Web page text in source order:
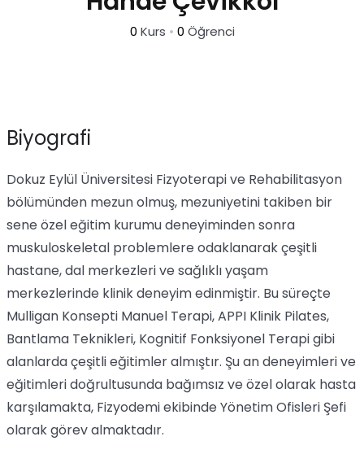
0 Kurs • 0 Öğrenci
Biyografi
Dokuz Eylül Üniversitesi Fizyoterapi ve Rehabilitasyon
bölümünden mezun olmuş, mezuniyetini takiben bir
sene özel eğitim kurumu deneyiminden sonra
muskuloskeletal problemlere odaklanarak çeşitli
hastane, dal merkezleri ve sağlıklı yaşam
merkezlerinde klinik deneyim edinmiştir. Bu süreçte
Mulligan Konsepti Manuel Terapi, APPI Klinik Pilates,
Bantlama Teknikleri, Kognitif Fonksiyonel Terapi gibi
alanlarda çeşitli eğitimler almıştır. Şu an deneyimleri ve
eğitimleri doğrultusunda bağımsız ve özel olarak hasta
karşılamakta, Fizyodemi ekibinde Yönetim Ofisleri Şefi
olarak görev almaktadır.